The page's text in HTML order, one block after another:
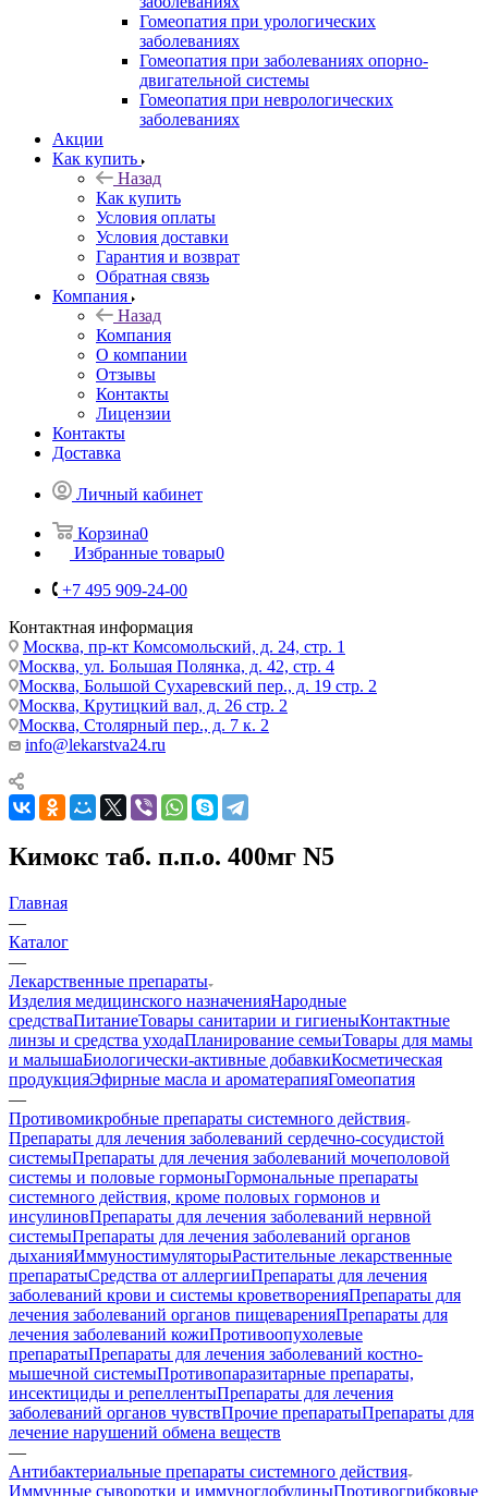
Гомеопатия при урологических
заболеваниях
Гомеопатия при заболеваниях опорно-
двигательной системы
Гомеопатия при неврологических
заболеваниях
Акции
Как купить
Назад
Как купить
Условия оплаты
Условия доставки
Гарантия и возврат
Обратная связь
Компания
Назад
Компания
О компании
Отзывы
Контакты
Лицензии
Контакты
Доставка
Личный кабинет
Корзина0
Избранные товары0
+7 495 909-24-00
Контактная информация
Москва, пр-кт Комсомольский, д. 24, стр. 1
Москва, ул. Большая Полянка, д. 42, стр. 4
Москва, Большой Сухаревский пер., д. 19 стр. 2
Москва, Крутицкий вал, д. 26 стр. 2
Москва, Столярный пер., д. 7 к. 2
info@lekarstva24.ru
Кимокс таб. п.п.о. 400мг N5
Главная
—
Каталог
—
Лекарственные препараты
Изделия медицинского назначенияНародные
средстваПитаниеТовары санитарии и гигиеныКонтактные
линзы и средства уходаПланирование семьиТовары для мамы
и малышаБиологически-активные добавкиКосметическая
продукцияЭфирные масла и ароматерапияГомеопатия
—
Противомикробные препараты системного действия
Препараты для лечения заболеваний сердечно-сосудистой
системыПрепараты для лечения заболеваний мочеполовой
системы и половые гормоныГормональные препараты
системного действия, кроме половых гормонов и
инсулиновПрепараты для лечения заболеваний нервной
системыПрепараты для лечения заболеваний органов
дыханияИммуностимуляторыРастительные лекарственные
препаратыСредства от аллергииПрепараты для лечения
заболеваний крови и системы кроветворенияПрепараты для
лечения заболеваний органов пищеваренияПрепараты для
лечения заболеваний кожиПротивоопухолевые
препаратыПрепараты для лечения заболеваний костно-
мышечной системыПротивопаразитарные препараты,
инсектициды и репеллентыПрепараты для лечения
заболеваний органов чувствПрочие препаратыПрепараты для
лечение нарушений обмена веществ
—
Антибактериальные препараты системного действия
Иммунные сыворотки и иммуноглобулиныПротивогрибковые